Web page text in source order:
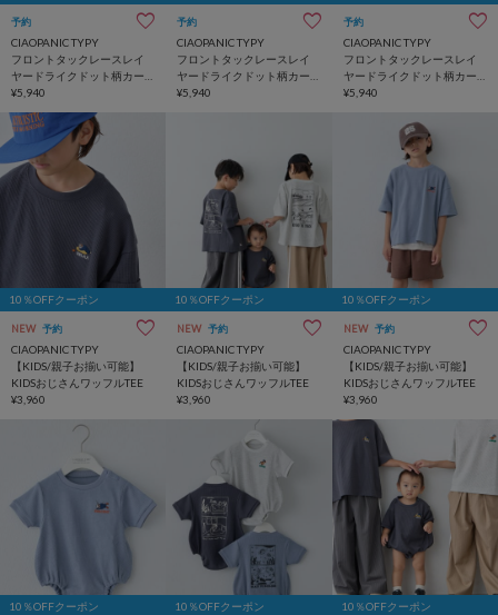
予約
CIAOPANIC TYPY
フロントタックレースレイ
ヤードライクドット柄カー
デ
¥5,940
予約
CIAOPANIC TYPY
フロントタックレースレイ
ヤードライクドット柄カー
デ
¥5,940
予約
CIAOPANIC TYPY
フロントタックレースレイ
ヤードライクドット柄カー
デ
¥5,940
10％OFFクーポン
NEW 予約
CIAOPANIC TYPY
【KIDS/親子お揃い可能】
KIDSおじさんワッフルTEE
¥3,960
10％OFFクーポン
NEW 予約
CIAOPANIC TYPY
【KIDS/親子お揃い可能】
KIDSおじさんワッフルTEE
¥3,960
10％OFFクーポン
NEW 予約
CIAOPANIC TYPY
【KIDS/親子お揃い可能】
KIDSおじさんワッフルTEE
¥3,960
10％OFFクーポン 10％OFFクーポン 10％OFFクーポン